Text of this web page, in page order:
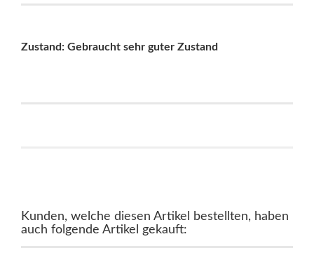
Zustand: Gebraucht sehr guter Zustand
Kunden, welche diesen Artikel bestellten, haben
auch folgende Artikel gekauft: